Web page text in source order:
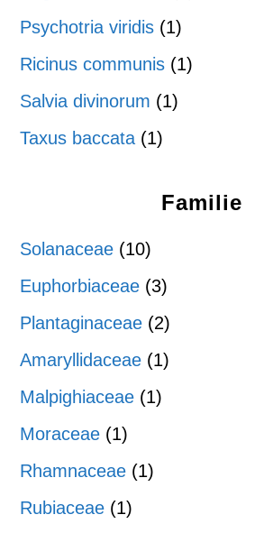
Psychotria viridis (1)
Ricinus communis (1)
Salvia divinorum (1)
Taxus baccata (1)
Familie
Solanaceae (10)
Euphorbiaceae (3)
Plantaginaceae (2)
Amaryllidaceae (1)
Malpighiaceae (1)
Moraceae (1)
Rhamnaceae (1)
Rubiaceae (1)